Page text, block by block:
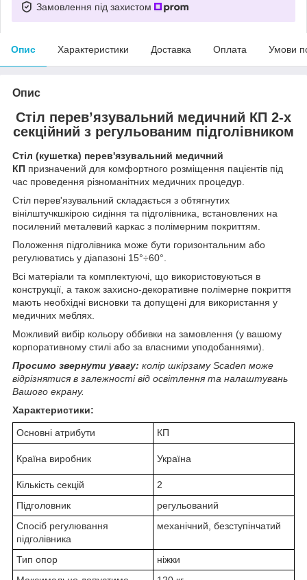
Замовлення під захистом
Опис Характеристики Доставка Оплата Умови
Опис
Стіл перев’язувальний медичний КП 2-х
секційний з регульованим підголівником
Стіл (кушетка) перев'язувальний медичний
КП призначений для комфортного розміщення пацієнтів під
час проведення різноманітних медичних процедур.
Стіл перев'язувальний складається з обтягнутих
вінілштучкшкірою сидіння та підголівника, встановлених на
посилений металевий каркас з полімерним покриттям.
Положення підголівника може бути горизонтальним або
регулюватись у діапазоні 15°÷60°.
Всі матеріали та комплектуючі, що використовуються в
конструкції, а також захисно-декоративне полімерне покриття
мають необхідні висновки та допущені для використання у
медичних меблях.
Можливий вибір кольору оббивки на замовлення (у вашому
корпоративному стилі або за власними уподобаннями).
Просимо звернути увагу: колір шкірзаму Scaden може
відрізнятися в залежності від освітлення та налаштувань
Вашого екрану.
Характеристики:
Основні атрибути КП
Країна виробник Україна
Кількість секцій
2
Підголовник
регульований
Спосіб регулювання
підголівника
механічний, безступінчатий
Тип опор
ніжки